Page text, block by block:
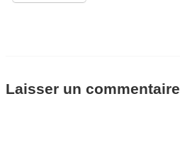
Laisser un commentaire